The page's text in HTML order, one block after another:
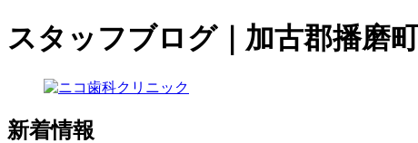
スタッフブログ｜加古郡播磨
新着情報